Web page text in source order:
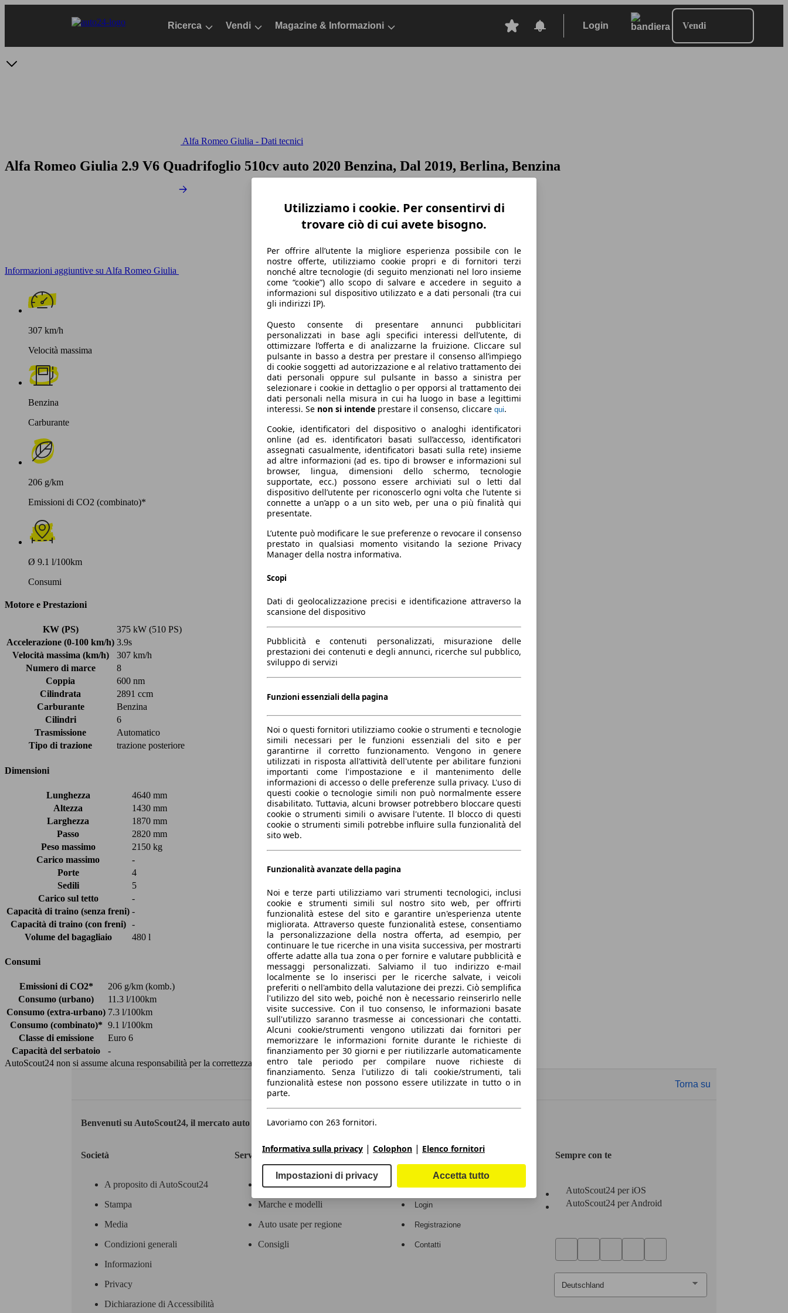
Ricerca Vendi Magazine & Informazioni Login Vendi
Alfa Romeo Giulia - Dati tecnici
Alfa Romeo Giulia 2.9 V6 Quadrifoglio 510cv auto 2020 Benzina, Dal 2019, Berlina, Benzina
Informazioni aggiuntive su Alfa Romeo Giulia
307 km/h
Velocità massima
Benzina
Carburante
206 g/km
Emissioni di CO2 (combinato)*
Ø 9.1 l/100km
Consumi
Motore e Prestazioni
KW (PS)
375 kW (510 PS)
Accelerazione (0-100 km/h) 3.9s
Velocità massima (km/h)
307 km/h
Numero di marce
8
Coppia
600 nm
Cilindrata
2891 ccm
Carburante
Benzina
Cilindri
6
Trasmissione
Automatico
Tipo di trazione
trazione posteriore
Dimensioni
Lunghezza
4640 mm
Altezza
1430 mm
Larghezza
1870 mm
Passo
2820 mm
Peso massimo
2150 kg
Carico massimo
-
Porte
4
Sedili
5
Carico sul tetto
-
Capacità di traino (senza freni) -
Capacità di traino (con freni)
-
Volume del bagagliaio
480 l
Consumi
Emissioni di CO2*
206 g/km (komb.)
Consumo (urbano)
11.3 l/100km
Consumo (extra-urbano) 7.3 l/100km
Consumo (combinato)* 9.1 l/100km
Classe di emissione
Euro 6
Capacità del serbatoio
-
AutoScout24 non si assume alcuna responsabilità per la correttezza dei dati.
Torna su
Benvenuti su AutoScout24, il mercato auto europeo.
Società
A proposito di AutoScout24
Stampa
Media
Condizioni generali
Informazioni
Privacy
Dichiarazione di Accessibilità
Servizi
Contatti
Marche e modelli
Auto usate per regione
Consigli
Area rivenditori
Login
Registrazione
Contatti
Sempre con te
AutoScout24 per iOS
AutoScout24 per Android
Utilizziamo i cookie. Per consentirvi di
trovare ciò di cui avete bisogno.
Per offrire all’utente la migliore esperienza possibile con le
nostre offerte, utilizziamo cookie propri e di fornitori terzi
nonché altre tecnologie (di seguito menzionati nel loro insieme
come “cookie”) allo scopo di salvare e accedere in seguito a
informazioni sul dispositivo utilizzato e a dati personali (tra cui
gli indirizzi IP).
Questo consente di presentare annunci pubblicitari
personalizzati in base agli specifici interessi dell’utente, di
ottimizzare l’offerta e di analizzarne la fruizione. Cliccare sul
pulsante in basso a destra per prestare il consenso all’impiego
di cookie soggetti ad autorizzazione e al relativo trattamento dei
dati personali oppure sul pulsante in basso a sinistra per
selezionare i cookie in dettaglio o per opporsi al trattamento dei
dati personali nella misura in cui ha luogo in base a legittimi
interessi. Se non si intende prestare il consenso, cliccare qui.
Cookie, identificatori del dispositivo o analoghi identificatori
online (ad es. identificatori basati sull’accesso, identificatori
assegnati casualmente, identificatori basati sulla rete) insieme
ad altre informazioni (ad es. tipo di browser e informazioni sul
browser, lingua, dimensioni dello schermo, tecnologie
supportate, ecc.) possono essere archiviati sul o letti dal
dispositivo dell’utente per riconoscerlo ogni volta che l’utente si
connette a un’app o a un sito web, per una o più finalità qui
presentate.
L’utente può modificare le sue preferenze o revocare il consenso
prestato in qualsiasi momento visitando la sezione Privacy
Manager della nostra informativa.
Scopi
Dati di geolocalizzazione precisi e identificazione attraverso la
scansione del dispositivo
Pubblicità e contenuti personalizzati, misurazione delle
prestazioni dei contenuti e degli annunci, ricerche sul pubblico,
sviluppo di servizi
Funzioni essenziali della pagina
Noi o questi fornitori utilizziamo cookie o strumenti e tecnologie
simili necessari per le funzioni essenziali del sito e per
garantirne il corretto funzionamento. Vengono in genere
utilizzati in risposta all'attività dell'utente per abilitare funzioni
importanti come l'impostazione e il mantenimento delle
informazioni di accesso o delle preferenze sulla privacy. L'uso di
questi cookie o tecnologie simili non può normalmente essere
disabilitato. Tuttavia, alcuni browser potrebbero bloccare questi
cookie o strumenti simili o avvisare l'utente. Il blocco di questi
cookie o strumenti simili potrebbe influire sulla funzionalità del
sito web.
Funzionalità avanzate della pagina
Noi e terze parti utilizziamo vari strumenti tecnologici, inclusi
cookie e strumenti simili sul nostro sito web, per offrirti
funzionalità estese del sito e garantire un'esperienza utente
migliorata. Attraverso queste funzionalità estese, consentiamo
la personalizzazione della nostra offerta, ad esempio, per
continuare le tue ricerche in una visita successiva, per mostrarti
offerte adatte alla tua zona o per fornire e valutare pubblicità e
messaggi personalizzati. Salviamo il tuo indirizzo e-mail
localmente se lo inserisci per le ricerche salvate, i veicoli
preferiti o nell'ambito della valutazione dei prezzi. Ciò semplifica
l'utilizzo del sito web, poiché non è necessario reinserirlo nelle
visite successive. Con il tuo consenso, le informazioni basate
sull'utilizzo saranno trasmesse ai concessionari che contatti.
Alcuni cookie/strumenti vengono utilizzati dai fornitori per
memorizzare le informazioni fornite durante le richieste di
finanziamento per 30 giorni e per riutilizzarle automaticamente
entro tale periodo per compilare nuove richieste di
finanziamento. Senza l'utilizzo di tali cookie/strumenti, tali
funzionalità estese non possono essere utilizzate in tutto o in
parte.
Lavoriamo con 263 fornitori.
Informativa sulla privacy | Colophon | Elenco fornitori
Impostazioni di privacy Accetta tutto